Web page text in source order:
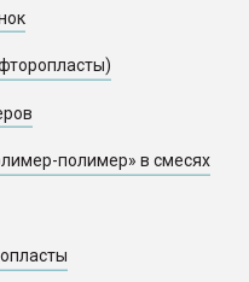
полимер» в смесях